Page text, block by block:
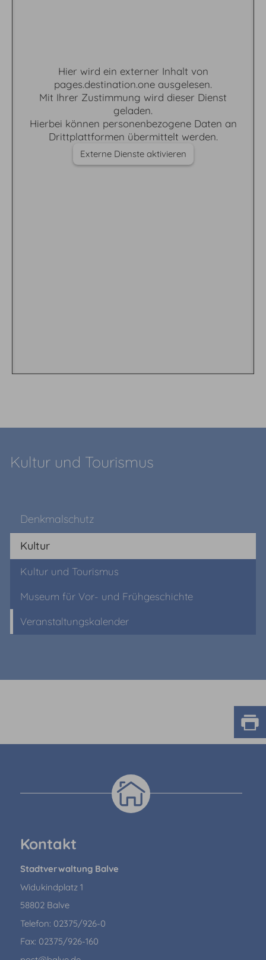
Hier wird ein externer Inhalt von
pages.destination.one ausgelesen.
Mit Ihrer Zustimmung wird dieser Dienst
geladen.
Hierbei können personenbezogene Daten an
Drittplattformen übermittelt werden.
Externe Dienste aktivieren
Kultur und Tourismus
Denkmalschutz
Kultur
Kultur und Tourismus
Museum für Vor- und Frühgeschichte
Veranstaltungskalender
Kontakt
Stadtverwaltung Balve
Widukindplatz 1
58802 Balve
Telefon: 02375/926-0
Fax: 02375/926-160